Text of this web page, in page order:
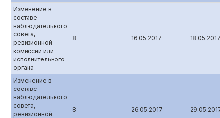
Изменение в
составе
наблюдательного
совета,
ревизионной
комиссии или
исполнительного
органа
8 16.05.2017 18.05.2017
Изменение в
составе
наблюдательного
совета,
ревизионной
8 26.05.2017